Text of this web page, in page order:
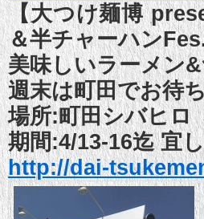
【大つけ麺博
＆半チャーハン
美味しいラーメン
週末は町田でお待
場所:町田シバヒロ
期間:4/13-16迄 宜
http://dai-